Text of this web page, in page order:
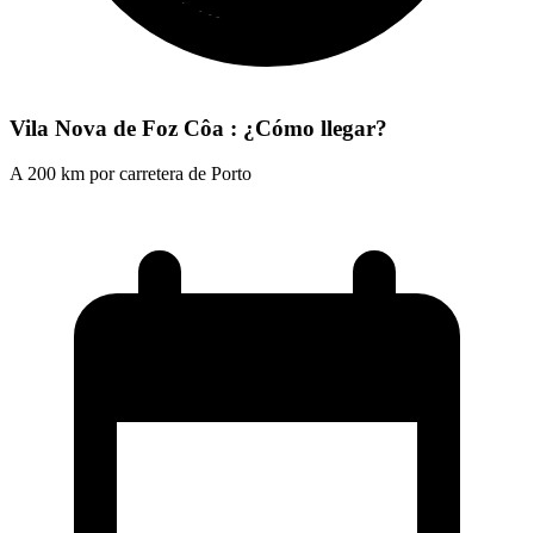
Vila Nova de Foz Côa : ¿Cómo llegar?
A 200 km por carretera de Porto